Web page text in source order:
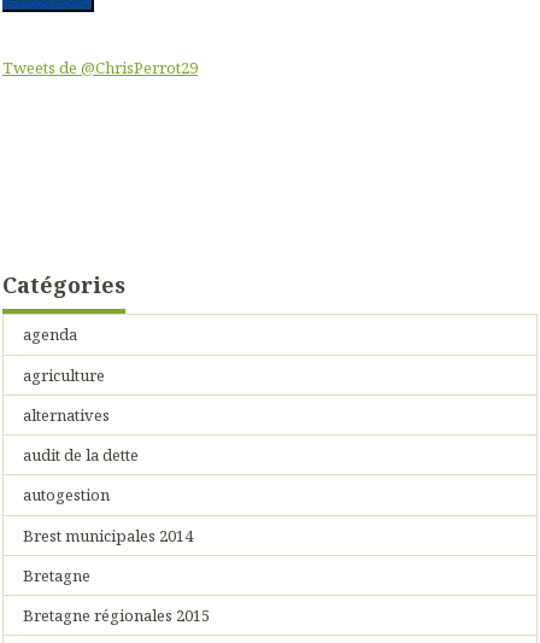
Tweets de @ChrisPerrot29
Catégories
agenda
agriculture
alternatives
audit de la dette
autogestion
Brest municipales 2014
Bretagne
Bretagne régionales 2015